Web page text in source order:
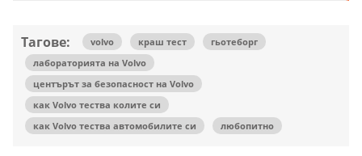
Тагове: volvo краш тест
гьотеборг
лабораторията на Volvo
центърът за безопасност на Volvo
как Volvo тества колите си
как Volvo тества автомобилите си
любопитно